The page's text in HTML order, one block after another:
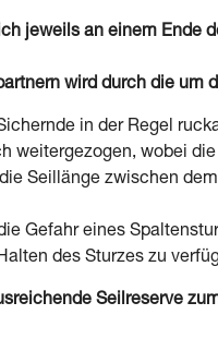
jeweils an einem Ende
wird durch die um
in der Regel
weitergezogen, wobei
Seillänge zwischen
Gefahr eines
des Sturzes zu
Seilreserve